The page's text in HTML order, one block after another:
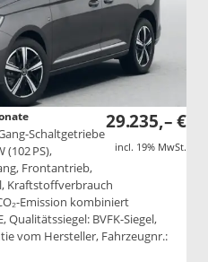
29.235,– €
incl. 19% MwSt.
Schaltgetriebe
(102 PS),
Frontantrieb,
Kraftstoffverbrauch
Emission kombiniert
Qualitätssiegel: BVFK-Siegel,
vom Hersteller, Fahrzeugnr.: